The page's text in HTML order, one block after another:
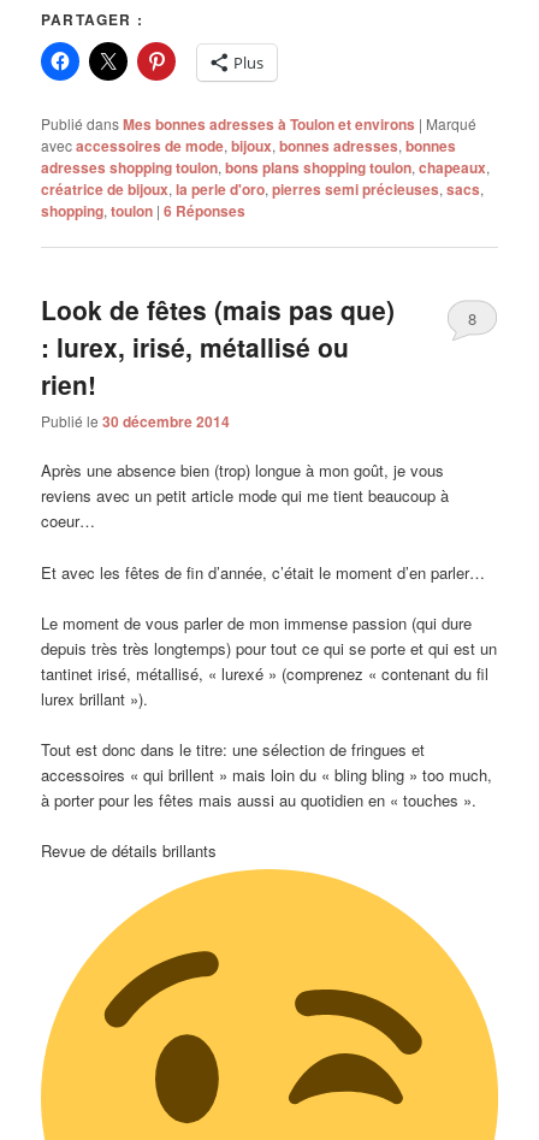
PARTAGER :
Plus
Publié dansMes bonnes adresses à Toulon et environs | Marqué
avecaccessoires de mode,bijoux,bonnes adresses,bonnes
adresses shopping toulon,bons plans shopping toulon,chapeaux,
créatrice de bijoux,la perle d'oro,pierres semi précieuses,sacs,
shopping,toulon |6 Réponses
Look de fêtes (mais pas que)
: lurex, irisé, métallisé ou
rien!
Publié le30 décembre 2014
8
Après une absence bien (trop) longue à mon goût, je vous
reviens avec un petit article mode qui me tient beaucoup à
coeur…
Et avec les fêtes de fin d’année, c’était le moment d’en parler…
Le moment de vous parler de mon immense passion (qui dure
depuis très très longtemps) pour tout ce qui se porte et qui est un
tantinet irisé, métallisé, « lurexé » (comprenez « contenant du fil
lurex brillant »).
Tout est donc dans le titre: une sélection de fringues et
accessoires « qui brillent » mais loin du « bling bling » too much,
à porter pour les fêtes mais aussi au quotidien en « touches ».
Revue de détails brillants